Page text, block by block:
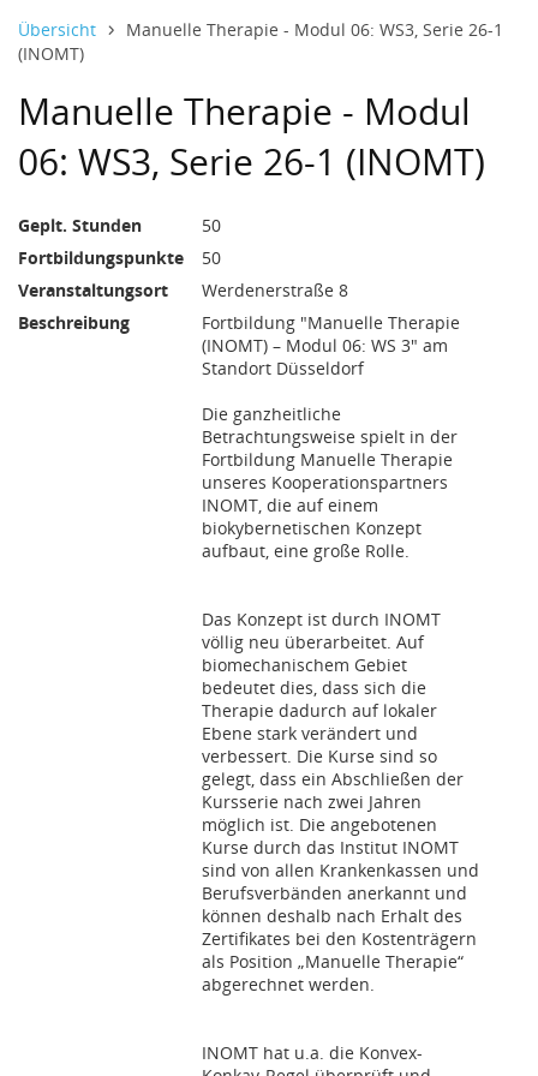
Übersicht
Manuelle Therapie - Modul 06: WS3, Serie 26-1
(INOMT)
Manuelle Therapie - Modul
06: WS3, Serie 26-1 (INOMT)
Geplt. Stunden
50
Fortbildungspunkte
50
Veranstaltungsort
Werdenerstraße 8
Beschreibung
Fortbildung "Manuelle Therapie
(INOMT) – Modul 06: WS 3" am
Standort Düsseldorf
Die ganzheitliche
Betrachtungsweise spielt in der
Fortbildung Manuelle Therapie
unseres Kooperationspartners
INOMT, die auf einem
biokybernetischen Konzept
aufbaut, eine große Rolle.
Das Konzept ist durch INOMT
völlig neu überarbeitet. Auf
biomechanischem Gebiet
bedeutet dies, dass sich die
Therapie dadurch auf lokaler
Ebene stark verändert und
verbessert. Die Kurse sind so
gelegt, dass ein Abschließen der
Kursserie nach zwei Jahren
möglich ist. Die angebotenen
Kurse durch das Institut INOMT
sind von allen Krankenkassen und
Berufsverbänden anerkannt und
können deshalb nach Erhalt des
Zertifikates bei den Kostenträgern
als Position „Manuelle Therapie“
abgerechnet werden.
INOMT hat u.a. die Konvex-
9. Januar bis 13. Januar 2028